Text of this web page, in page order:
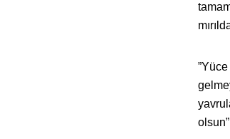
olsun”